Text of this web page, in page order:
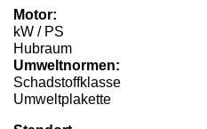
Motor:
kW / PS
Hubraum
Umweltnormen:
Schadstoffklasse
Umweltplakette